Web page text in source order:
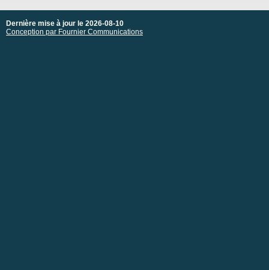
Dernière mise à jour le 2026-08-10
Conception par Fournier Communications